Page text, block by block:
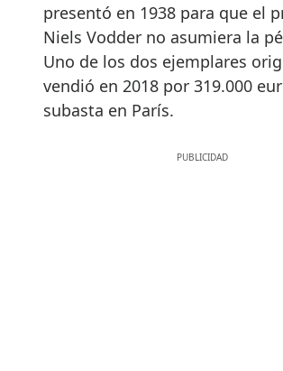
presentó en 1938 para que el
Niels Vodder no asumiera la
Uno de los dos ejemplares
vendió en 2018 por 319.000
subasta en París.